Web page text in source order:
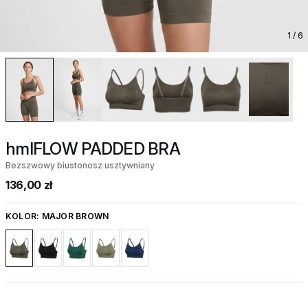
1 / 6
hmlFLOW PADDED BRA
Bezszwowy biustonosz usztywniany
136,00 zł
KOLOR: MAJOR BROWN